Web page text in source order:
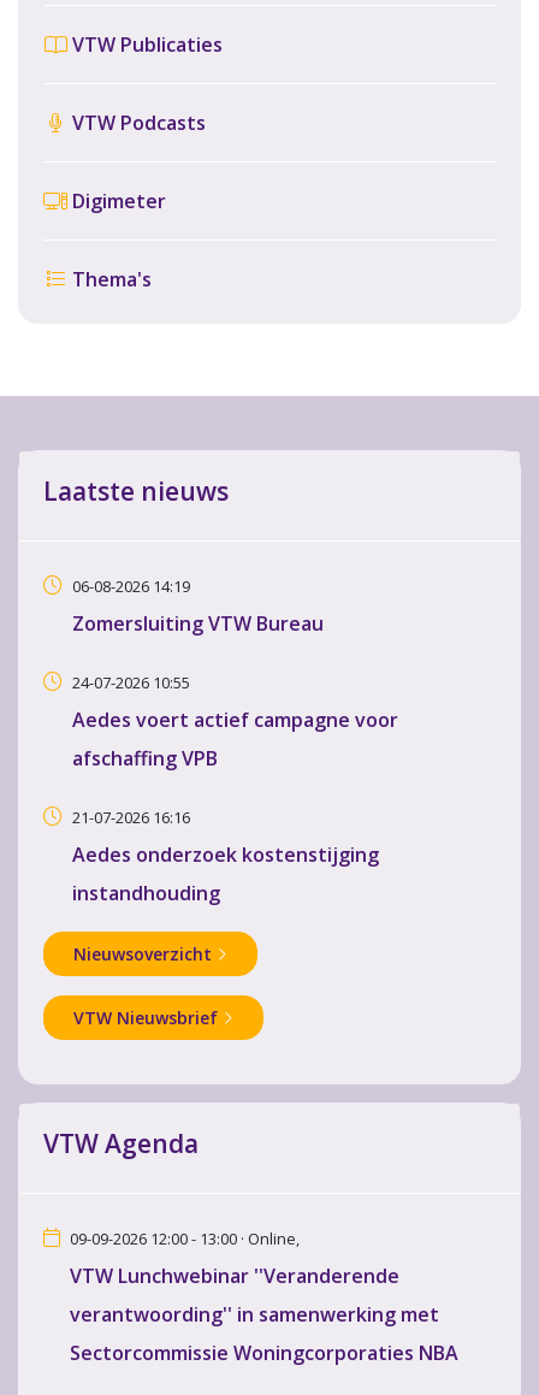
VTW Publicaties
VTW Podcasts
Digimeter
Thema's
Laatste nieuws
06-08-2026 14:19
Zomersluiting VTW Bureau
24-07-2026 10:55
Aedes voert actief campagne voor
afschaffing VPB
21-07-2026 16:16
Aedes onderzoek kostenstijging
instandhouding
Nieuwsoverzicht
VTW Nieuwsbrief
VTW Agenda
09-09-2026 12:00 - 13:00 · Online,
VTW Lunchwebinar ''Veranderende
verantwoording'' in samenwerking met
Sectorcommissie Woningcorporaties NBA